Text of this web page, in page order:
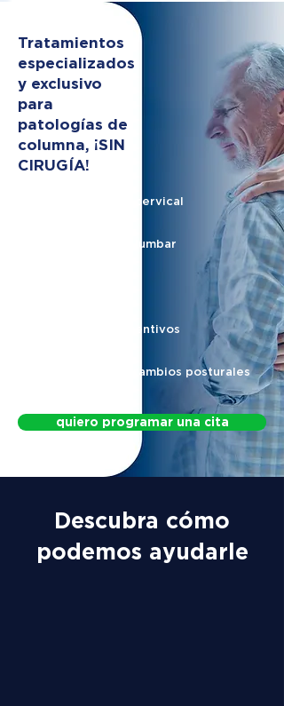
Tratamientos
especializados
y exclusivo
para
patologías de
columna, ¡SIN
CIRUGÍA!
Hernia de disco cervical
Hernia de disco lumbar
Protocolos preventivos
Protocolo para cambios posturales
quiero programar una cita
Descubra cómo
podemos ayudarle